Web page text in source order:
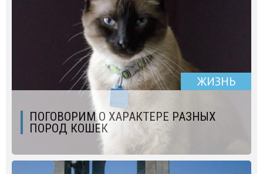
ЖИЗНЬ
ПОГОВОРИМ О ХАРАКТЕРЕ РАЗНЫХ
ПОРОД КОШЕК